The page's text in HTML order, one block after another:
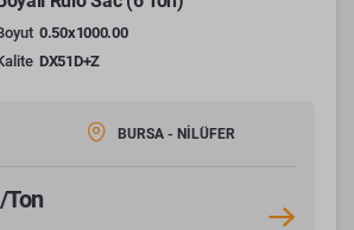
0.50x1000.00
DX51D+Z
BURSA - NİLÜFER